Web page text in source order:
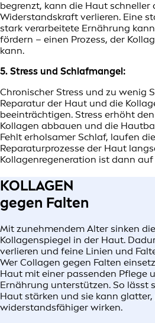
begrenzt, kann die Haut schneller
Widerstandskraft verlieren. Eine
stark verarbeitete Ernährung
fördern – einen Prozess, der
kann.
5. Stress und Schlafmangel:
Chronischer Stress und zu wenig
Reparatur der Haut und die
beeinträchtigen. Stress erhöht
Kollagen abbauen und die
Fehlt erholsamer Schlaf, laufen
Reparaturprozesse der Haut
Kollagenregeneration ist dann
KOLLAGEN
gegen Falten
Mit zunehmendem Alter sinken
Kollagenspiegel in der Haut.
verlieren und feine Linien und
Wer Collagen gegen Falten
Haut mit einer passenden Pflege
Ernährung unterstützen. So lässt
Haut stärken und sie kann
widerstandsfähiger wirken.